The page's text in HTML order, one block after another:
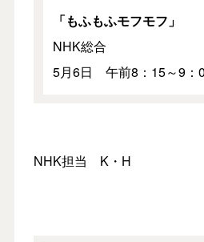
「もふもふモフモフ」
NHK総合
5月6日 午前8：15～9：
NHK担当 K・H